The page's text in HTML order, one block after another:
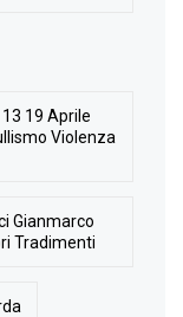
19 Aprile
Violenza
Gianmarco
Tradimenti